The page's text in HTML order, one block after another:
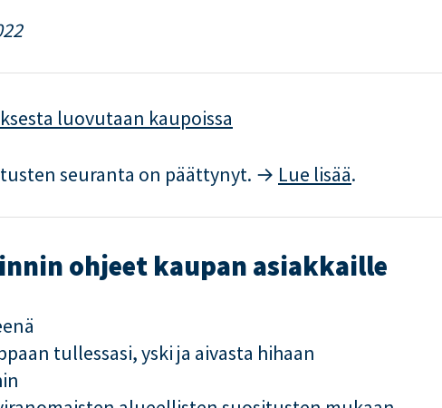
luovutaan kaupoissa
seuranta on päättynyt. → Lue lisää.
ohjeet kaupan asiakkaille
tullessasi, yski ja aivasta hihaan